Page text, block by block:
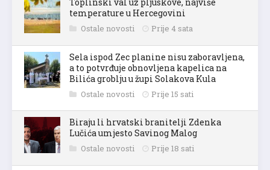
temperature u Hercegovini
Ostale novosti Prije 4 sata
Sela ispod Zec planine nisu zaboravljena,
a to potvrđuje obnovljena kapelica na
Bilića groblju u župi Solakova Kula
Ostale novosti Prije 15 sati
Biraju li hrvatski branitelji Zdenka
Lučića umjesto Savinog Malog
Ostale novosti Prije 18 sati